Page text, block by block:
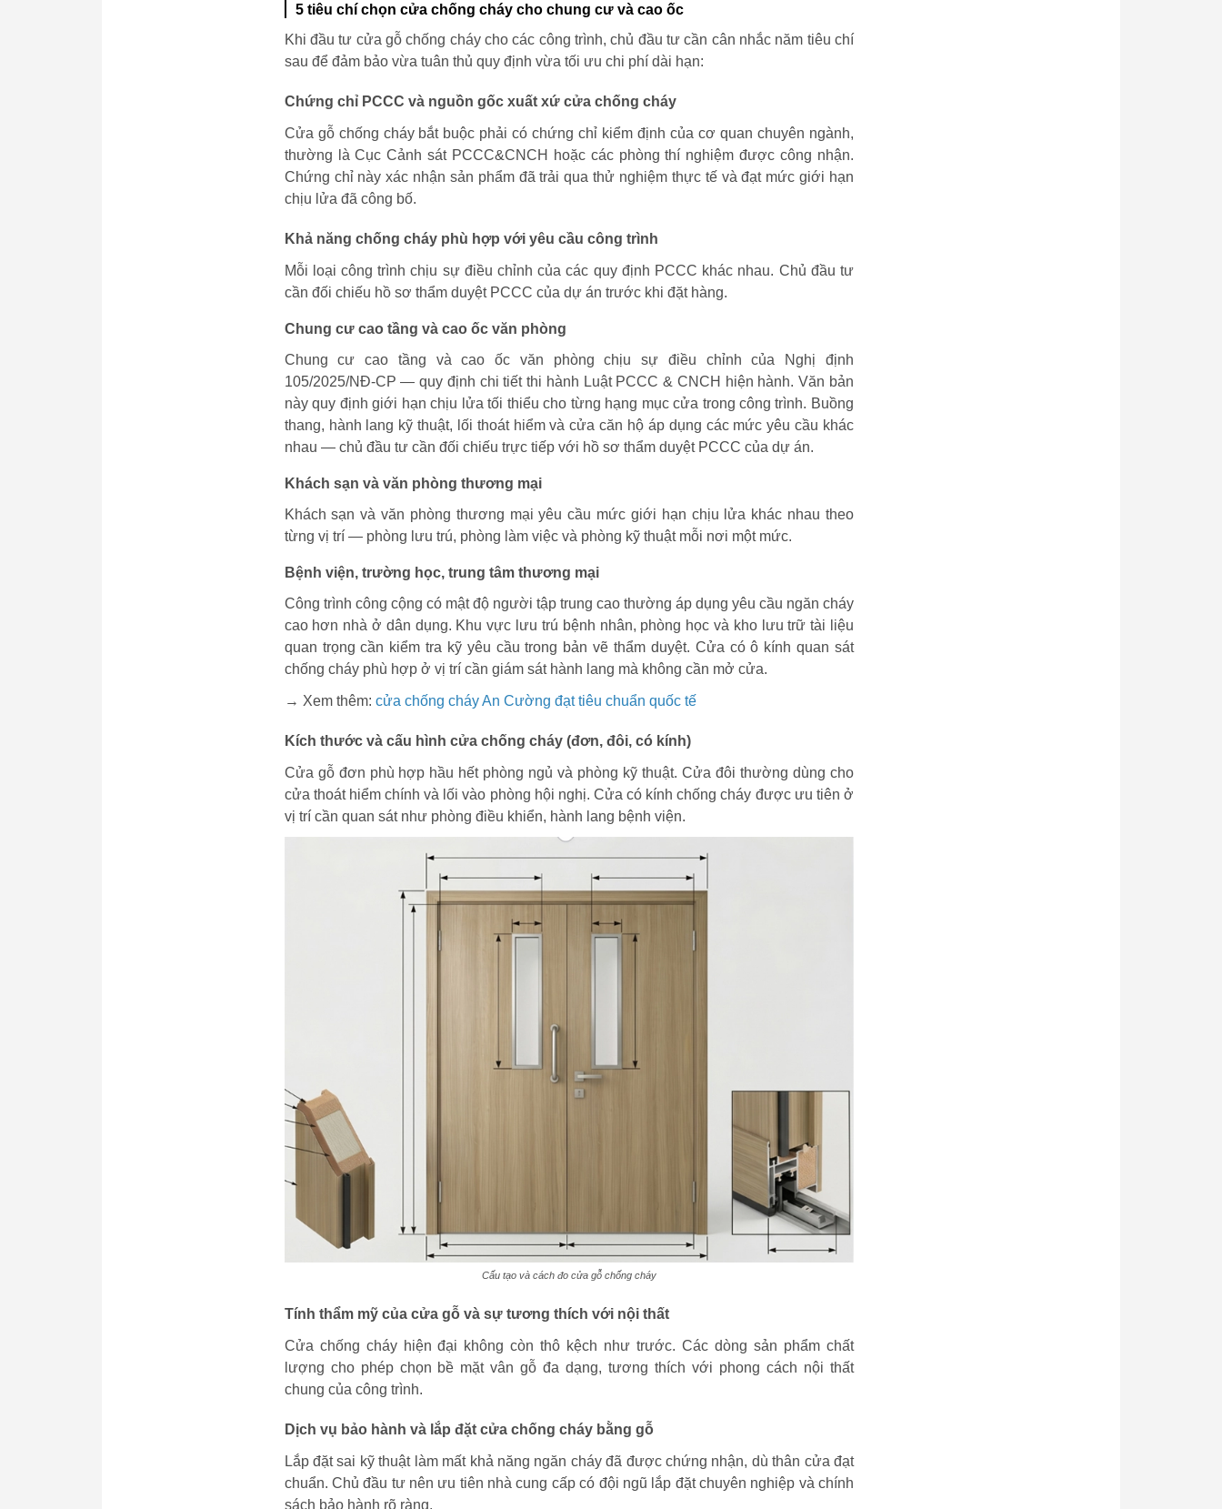
5 tiêu chí chọn cửa chống cháy cho chung cư và cao ốc
Khi đầu tư cửa gỗ chống cháy cho các công trình, chủ đầu tư cần cân nhắc năm tiêu chí
sau để đảm bảo vừa tuân thủ quy định vừa tối ưu chi phí dài hạn:
Chứng chỉ PCCC và nguồn gốc xuất xứ cửa chống cháy
Cửa gỗ chống cháy bắt buộc phải có chứng chỉ kiểm định của cơ quan chuyên ngành,
thường là Cục Cảnh sát PCCC&CNCH hoặc các phòng thí nghiệm được công nhận.
Chứng chỉ này xác nhận sản phẩm đã trải qua thử nghiệm thực tế và đạt mức giới hạn
chịu lửa đã công bố.
Khả năng chống cháy phù hợp với yêu cầu công trình
Mỗi loại công trình chịu sự điều chỉnh của các quy định PCCC khác nhau. Chủ đầu tư
cần đối chiếu hồ sơ thẩm duyệt PCCC của dự án trước khi đặt hàng.
Chung cư cao tầng và cao ốc văn phòng
Chung cư cao tầng và cao ốc văn phòng chịu sự điều chỉnh của Nghị định
105/2025/NĐ-CP — quy định chi tiết thi hành Luật PCCC & CNCH hiện hành. Văn bản
này quy định giới hạn chịu lửa tối thiểu cho từng hạng mục cửa trong công trình. Buồng
thang, hành lang kỹ thuật, lối thoát hiểm và cửa căn hộ áp dụng các mức yêu cầu khác
nhau — chủ đầu tư cần đối chiếu trực tiếp với hồ sơ thẩm duyệt PCCC của dự án.
Khách sạn và văn phòng thương mại
Khách sạn và văn phòng thương mại yêu cầu mức giới hạn chịu lửa khác nhau theo
từng vị trí — phòng lưu trú, phòng làm việc và phòng kỹ thuật mỗi nơi một mức.
Bệnh viện, trường học, trung tâm thương mại
Công trình công cộng có mật độ người tập trung cao thường áp dụng yêu cầu ngăn cháy
cao hơn nhà ở dân dụng. Khu vực lưu trú bệnh nhân, phòng học và kho lưu trữ tài liệu
quan trọng cần kiểm tra kỹ yêu cầu trong bản vẽ thẩm duyệt. Cửa có ô kính quan sát
chống cháy phù hợp ở vị trí cần giám sát hành lang mà không cần mở cửa.
→ Xem thêm: cửa chống cháy An Cường đạt tiêu chuẩn quốc tế
Kích thước và cấu hình cửa chống cháy (đơn, đôi, có kính)
Cửa gỗ đơn phù hợp hầu hết phòng ngủ và phòng kỹ thuật. Cửa đôi thường dùng cho
cửa thoát hiểm chính và lối vào phòng hội nghị. Cửa có kính chống cháy được ưu tiên ở
vị trí cần quan sát như phòng điều khiển, hành lang bệnh viện.
Cấu tạo và cách đo cửa gỗ chống cháy
Tính thẩm mỹ của cửa gỗ và sự tương thích với nội thất
Cửa chống cháy hiện đại không còn thô kệch như trước. Các dòng sản phẩm chất
lượng cho phép chọn bề mặt vân gỗ đa dạng, tương thích với phong cách nội thất
chung của công trình.
Dịch vụ bảo hành và lắp đặt cửa chống cháy bằng gỗ
Lắp đặt sai kỹ thuật làm mất khả năng ngăn cháy đã được chứng nhận, dù thân cửa đạt
chuẩn. Chủ đầu tư nên ưu tiên nhà cung cấp có đội ngũ lắp đặt chuyên nghiệp và chính
sách bảo hành rõ ràng.